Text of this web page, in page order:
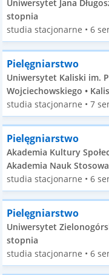
Uniwersytet Jana
stopnia
studia stacjonarne • 6
Pielęgniarstwo
Uniwersytet Kaliski im.
Wojciechowskiego •
studia stacjonarne • 7
Pielęgniarstwo
Akademia Kultury
Akademia Nauk
studia stacjonarne • 6
Pielęgniarstwo
Uniwersytet
stopnia
studia stacjonarne • 6